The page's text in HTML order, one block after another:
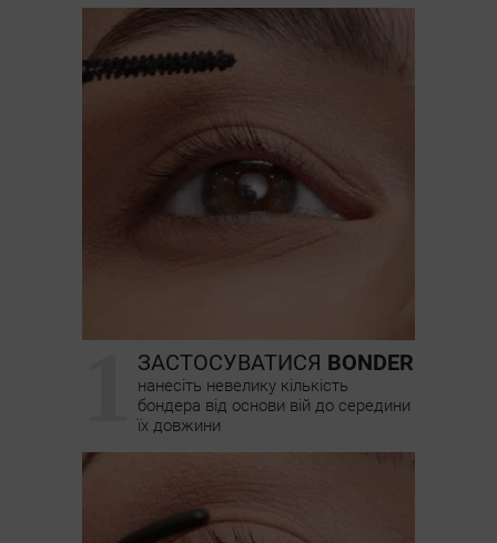
ЗАСТОСУВАТИСЯ BONDER
нанесіть невелику кількість
бондера від основи вій до середини
їх довжини